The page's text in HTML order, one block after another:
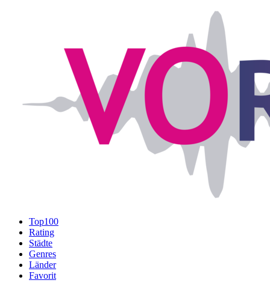
Top100
Rating
Städte
Genres
Länder
Favorit